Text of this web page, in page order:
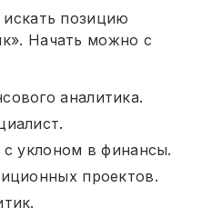
искать позицию
Начать можно с
аналитика.
с уклоном в финансы.
проектов.